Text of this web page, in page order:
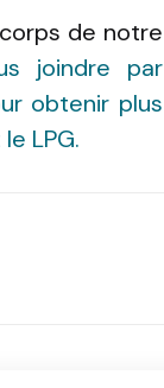
de notre
joindre par
obtenir plus
LPG.